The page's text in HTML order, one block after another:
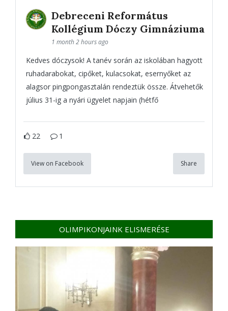
Debreceni Református
Kollégium Dóczy Gimnáziuma
1 month 2 hours ago
Kedves dóczysok! A tanév során az iskolában hagyott
ruhadarabokat, cipőket, kulacsokat, esernyőket az
alagsor pingpongasztalán rendeztük össze. Átvehetők
július 31-ig a nyári ügyelet napjain (hétfő
22 1
View on Facebook Share
OLIMPIKONJAINK ELISMERÉSE